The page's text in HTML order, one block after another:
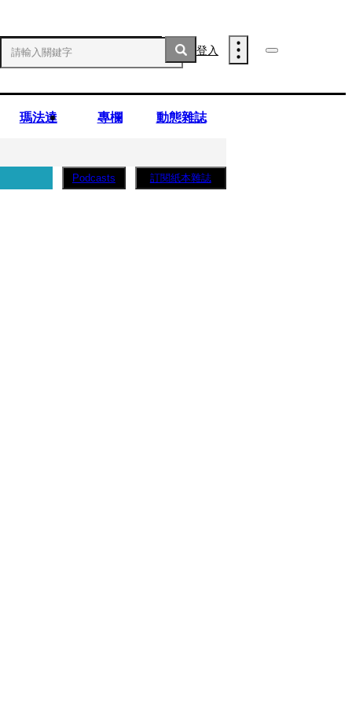
登入
瑪法達 專欄 動態雜誌
Podcasts 訂閱紙本雜誌